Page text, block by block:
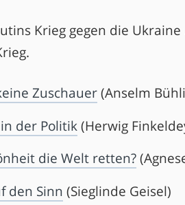
Krieg gegen die
Zuschauer(Anselm
der Politik(Herwig
die Welt retten?
den Sinn (Sieglinde Geisel)